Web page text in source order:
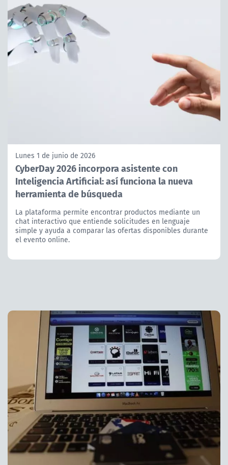
Lunes 1 de junio de 2026
CyberDay 2026 incorpora asistente con
Inteligencia Artificial: así funciona la nueva
herramienta de búsqueda
La plataforma permite encontrar productos mediante un
chat interactivo que entiende solicitudes en lenguaje
simple y ayuda a comparar las ofertas disponibles durante
el evento online.